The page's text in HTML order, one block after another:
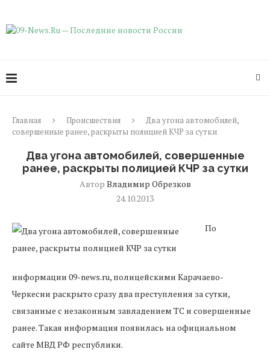
Главная Происшествия
Два угона автомобилей,
совершенные ранее, раскрыты полицией КЧР за сутки
Два угона автомобилей, совершенные
ранее, раскрыты полицией КЧР за сутки
Автор Владимир Обрезков
24.10.2013
По
информации 09-news.ru, полицейскими Карачаево-
Черкесии раскрыто сразу два преступления за сутки,
связанные с незаконным завладением ТС и совершенные
ранее. Такая информация появилась на официальном
сайте МВД РФ республики.